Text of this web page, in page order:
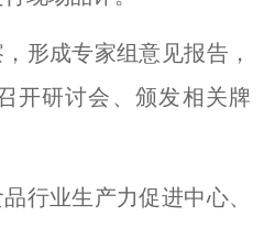
形成专家组意见报告，
开研讨会、颁发相关牌
行业生产力促进中心、